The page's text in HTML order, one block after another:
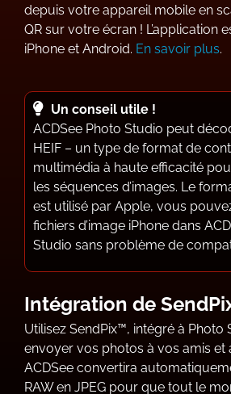
depuis votre appareil mobile en
QR sur votre écran ! L’application
iPhone et Android. En savoir plus.
Un conseil utile !
ACDSee Photo Studio peut
HEIF – un type de format de
multimédia à haute efficacité
les séquences d’images. Le
est utilisé par Apple, vous
fichiers d’image iPhone dans
Studio sans problème de
Intégration de
Utilisez SendPix™, intégré à Photo
envoyer vos photos à vos amis et
ACDSee convertira
RAW en JPEG pour que tout le